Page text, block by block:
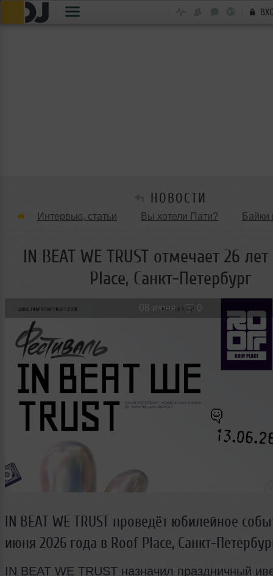
НОВОСТИ
Интервью, статьи Вы хотели Пати? Байки
Танцевальные стили Обзоры Вечеринок и
Мужчина & Женщина
IN BEAT WE TRUST отмечает 26
Place, Санкт-Петербург
08 июня 0
IN BEAT WE TRUST проведёт юбилейное
июня 2026 года в Roof Place, Санкт-
IN BEAT WE TRUST назначил праздничный